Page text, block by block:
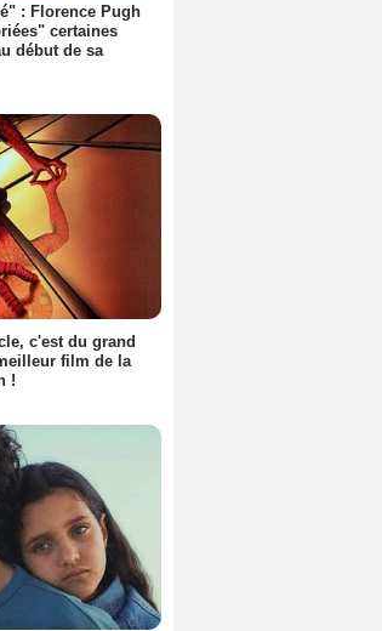
: Florence Pugh
certaines
début de sa
c'est du grand
film de la
!